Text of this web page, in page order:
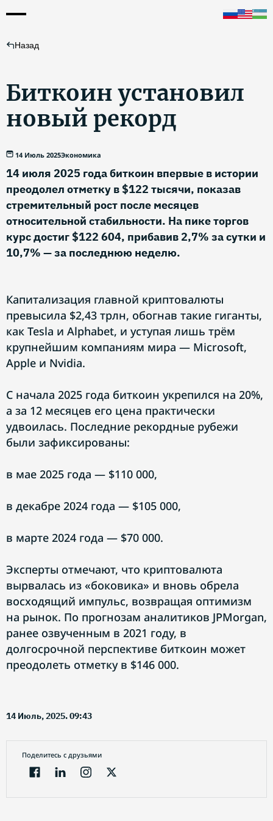
Назад
Биткоин установил
новый рекорд
14 Июль 2025Экономика
14 июля 2025 года биткоин впервые в истории
преодолел отметку в $122 тысячи, показав
стремительный рост после месяцев
относительной стабильности. На пике торгов
курс достиг $122 604, прибавив 2,7% за сутки и
10,7% — за последнюю неделю.
Капитализация главной криптовалюты
превысила $2,43 трлн, обогнав такие гиганты,
как Tesla и Alphabet, и уступая лишь трём
крупнейшим компаниям мира — Microsoft,
Apple и Nvidia.
С начала 2025 года биткоин укрепился на 20%,
а за 12 месяцев его цена практически
удвоилась. Последние рекордные рубежи
были зафиксированы:
в мае 2025 года — $110 000,
в декабре 2024 года — $105 000,
в марте 2024 года — $70 000.
Эксперты отмечают, что криптовалюта
вырвалась из «боковика» и вновь обрела
восходящий импульс, возвращая оптимизм
на рынок. По прогнозам аналитиков JPMorgan,
ранее озвученным в 2021 году, в
долгосрочной перспективе биткоин может
преодолеть отметку в $146 000.
14 Июль, 2025. 09:43
Поделитесь с друзьями